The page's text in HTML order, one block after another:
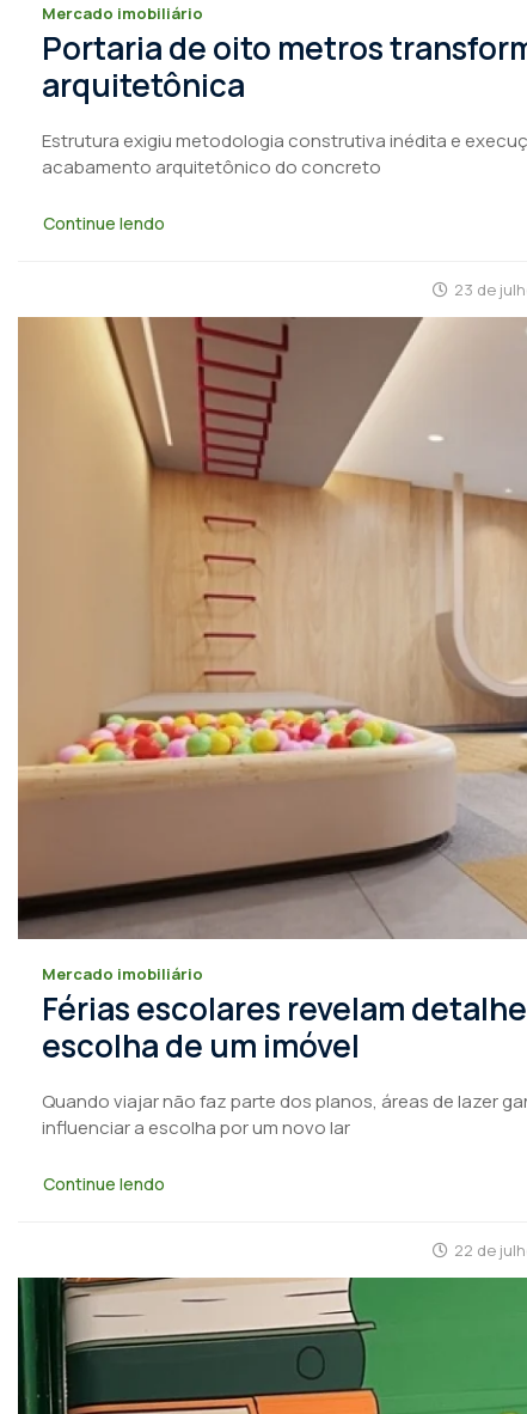
Mercado imobiliário
Portaria de oito metros
arquitetônica
Estrutura exigiu metodologia construtiva inédita e
acabamento arquitetônico do concreto
Continue lendo
23 de
Mercado imobiliário
Férias escolares revelam
escolha de um imóvel
Quando viajar não faz parte dos planos, áreas de lazer
influenciar a escolha por um novo lar
Continue lendo
22 de